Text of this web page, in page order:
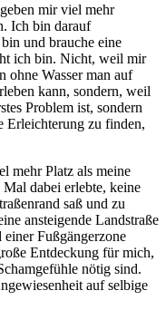
mir viel mehr
Ich bin darauf
und brauche eine
ich bin. Nicht, weil mir
ohne Wasser man auf
kann, sondern, weil
Problem ist, sondern
Erleichterung zu finden,
mehr Platz als meine
dabei erlebte, keine
saß und zu
ansteigende Landstraße
Fußgängerzone
Entdeckung für mich,
nötig sind.
auf selbige